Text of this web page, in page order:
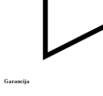
Garancija